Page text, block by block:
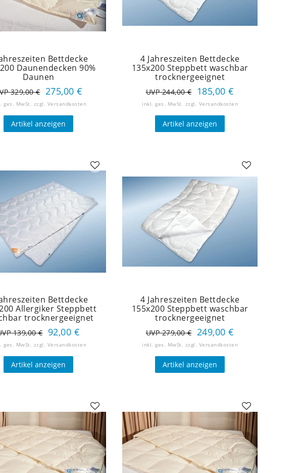
Bettdecke
Daunendecken 90%
Daunen
329,00 € 275,00 €
ges. MwSt. zzgl. Versandkosten
Artikel anzeigen
4 Jahreszeiten Bettdecke
135x200 Steppbett waschbar
trocknergeeignet
UVP 244,00 € 185,00 €
inkl. ges. MwSt. zzgl. Versandkosten
Artikel anzeigen
Bettdecke
Allergiker Steppbett
trocknergeeignet
139,00 € 92,00 €
ges. MwSt. zzgl. Versandkosten
Artikel anzeigen
4 Jahreszeiten Bettdecke
155x200 Steppbett waschbar
trocknergeeignet
UVP 279,00 € 249,00 €
inkl. ges. MwSt. zzgl. Versandkosten
Artikel anzeigen